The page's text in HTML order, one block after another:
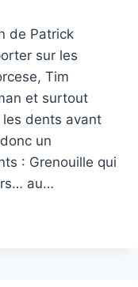
de Patrick
sur les
Tim
et surtout
les dents avant
un
: Grenouille qui
au…